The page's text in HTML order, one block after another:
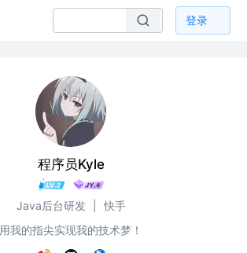
登录
程序员Kyle
Java后台研发
快手
用我的指尖实现我的技术梦！